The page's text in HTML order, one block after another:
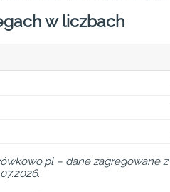
w liczbach
– dane zagregowane z